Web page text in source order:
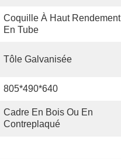
Coquille À Haut Rendement
En Tube
Tôle Galvanisée
805*490*640
Cadre En Bois Ou En
Contreplaqué